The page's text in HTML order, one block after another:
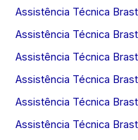
Assistência Técnica
Assistência Técnica
Assistência Técnica
Assistência Técnica
Assistência Técnica
Assistência Técnica